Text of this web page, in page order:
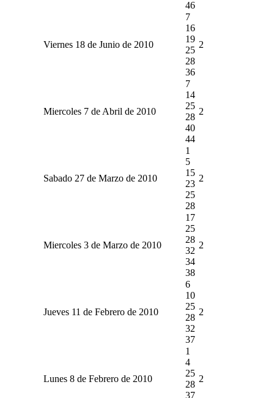
46
Viernes 18 de Junio de 2010
7
16
19
25
28
36
2
Miercoles 7 de Abril de 2010
7
14
25
28
40
44
2
Sabado 27 de Marzo de 2010
1
5
15
23
25
28
2
Miercoles 3 de Marzo de 2010
17
25
28
32
34
38
2
Jueves 11 de Febrero de 2010
6
10
25
28
32
37
2
Lunes 8 de Febrero de 2010
1
4
25
28
37
2